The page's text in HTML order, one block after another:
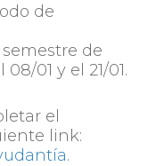
de
de
01 y el 21/01.
el
link:
.